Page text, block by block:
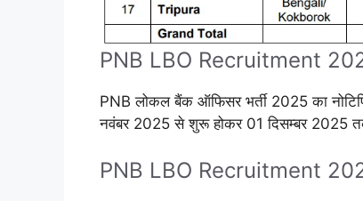
PNB LBO Recruitment
PNB लोकल बैंक ऑफिसर भर्ती 2025 का
नवंबर 2025 से शुरू होकर 01 दिसम्बर 2025
PNB LBO Recruitment